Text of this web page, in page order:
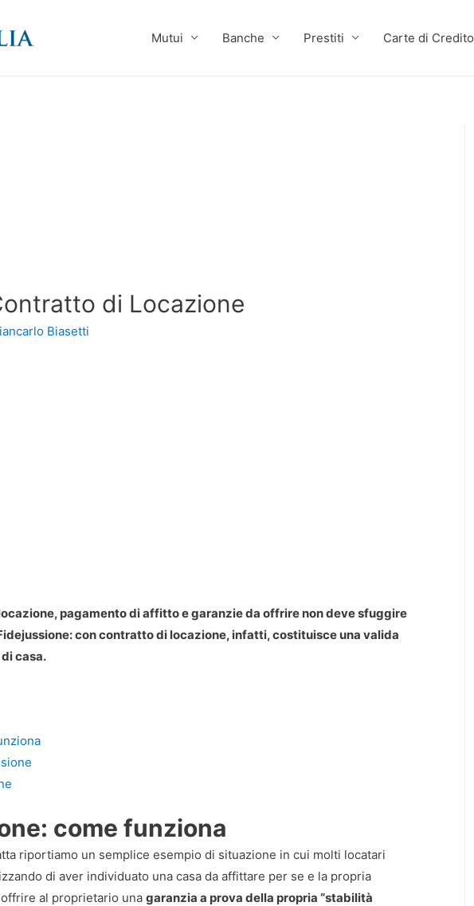
Mutui Banche Prestiti Carte di Credito
di Locazione
Biasetti
pagamento di affitto e garanzie da offrire non deve sfuggire
con contratto di locazione, infatti, costituisce una valida
casa.
come funziona
riportiamo un semplice esempio di situazione in cui molti locatari
di aver individuato una casa da affittare per se e la propria
al proprietario una garanzia a prova della propria “stabilità